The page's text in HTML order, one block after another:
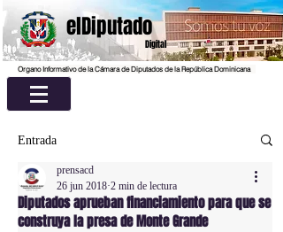
elDiputado
Digital
Organo Informativo de la Cámara de Diputados de la República Dominicana
Entrada
Diputados aprueban financiamiento para que se
construya la presa de Monte Grande
prensacd
26 jun 2018 2 min de lectura